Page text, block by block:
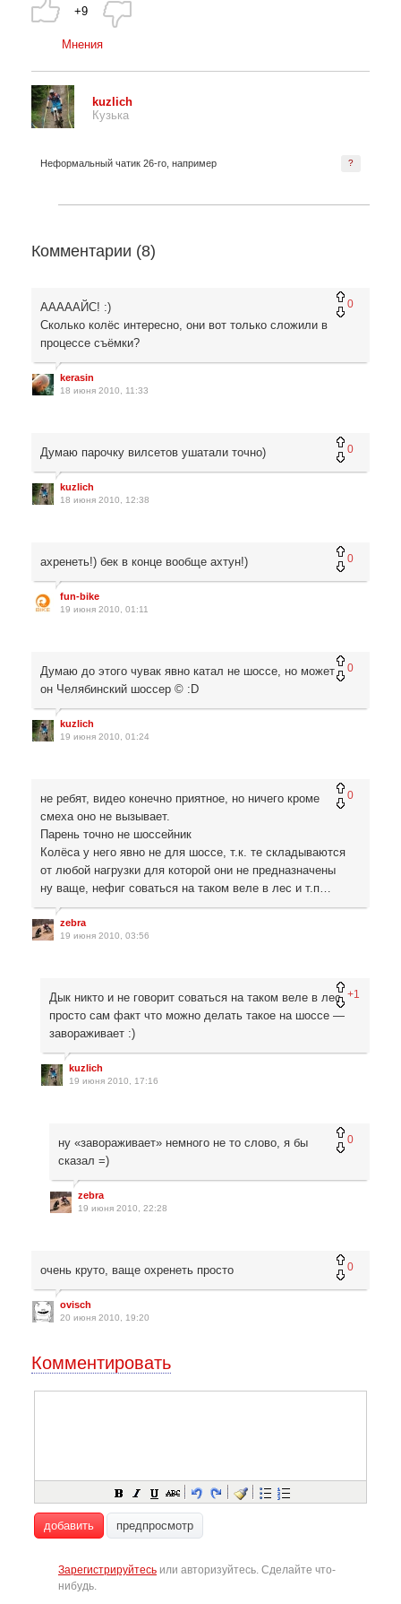
+9
Мнения
kuzlich
Кузька
?
Неформальный чатик 26-го, например
Комментарии (8)
0
АААААЙС! :)
Сколько колёс интересно, они вот только сложили в
процессе съёмки?
kerasin
18 июня 2010, 11:33
0
Думаю парочку вилсетов ушатали точно)
kuzlich
18 июня 2010, 12:38
0
ахренеть!) бек в конце вообще ахтун!)
fun-bike
19 июня 2010, 01:11
0
Думаю до этого чувак явно катал не шоссе, но может
он Челябинский шоссер © :D
kuzlich
19 июня 2010, 01:24
0
не ребят, видео конечно приятное, но ничего кроме
смеха оно не вызывает.
Парень точно не шоссейник
Колёса у него явно не для шоссе, т.к. те складываются
от любой нагрузки для которой они не предназначены
ну ваще, нефиг соваться на таком веле в лес и т.п…
zebra
19 июня 2010, 03:56
+1
Дык никто и не говорит соваться на таком веле в лес,
просто сам факт что можно делать такое на шоссе —
завораживает :)
kuzlich
19 июня 2010, 17:16
0
ну «завораживает» немного не то слово, я бы
сказал =)
zebra
19 июня 2010, 22:28
0
очень круто, ваще охренеть просто
ovisch
20 июня 2010, 19:20
Комментировать
добавить предпросмотр
Зарегистрируйтесь или авторизуйтесь. Сделайте что-
нибудь.